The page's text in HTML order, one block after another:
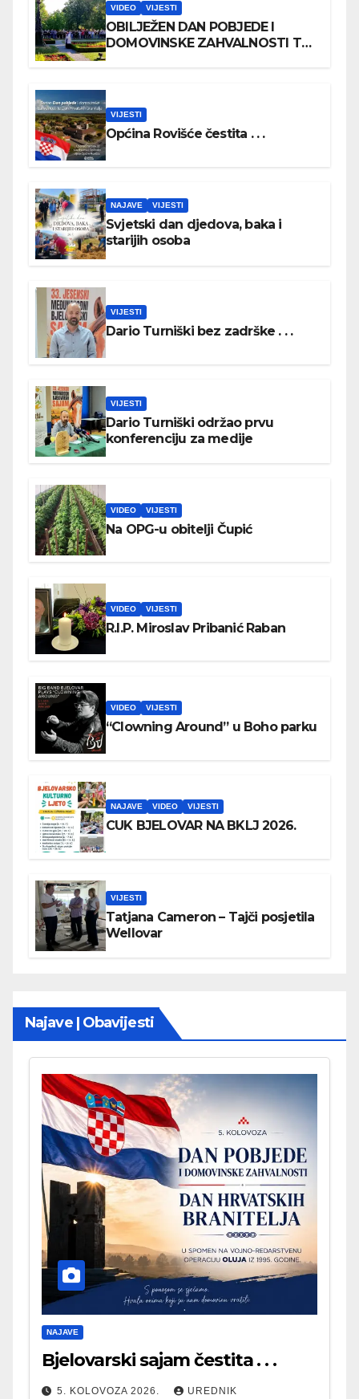
VIDEO VIJESTI
OBILJEŽEN DAN POBJEDE I
DOMOVINSKE ZAHVALNOSTI TE
VIJESTI
Općina Rovišće čestita . . .
NAJAVE VIJESTI
Svjetski dan djedova, baka i
starijih osoba
VIJESTI
Dario Turniški bez zadrške . . .
VIJESTI
Dario Turniški održao prvu
konferenciju za medije
VIDEO VIJESTI
Na OPG-u obitelji Čupić
VIDEO VIJESTI
R.I.P. Miroslav Pribanić Raban
VIDEO VIJESTI
“Clowning Around” u Boho parku
NAJAVE VIDEO VIJESTI
CUK BJELOVAR NA BKLJ 2026.
VIJESTI
Tatjana Cameron – Tajči posjetila
Wellovar
Najave | Obavijesti
NAJAVE
Bjelovarski sajam čestita . . .
5. KOLOVOZA 2026. UREDNIK